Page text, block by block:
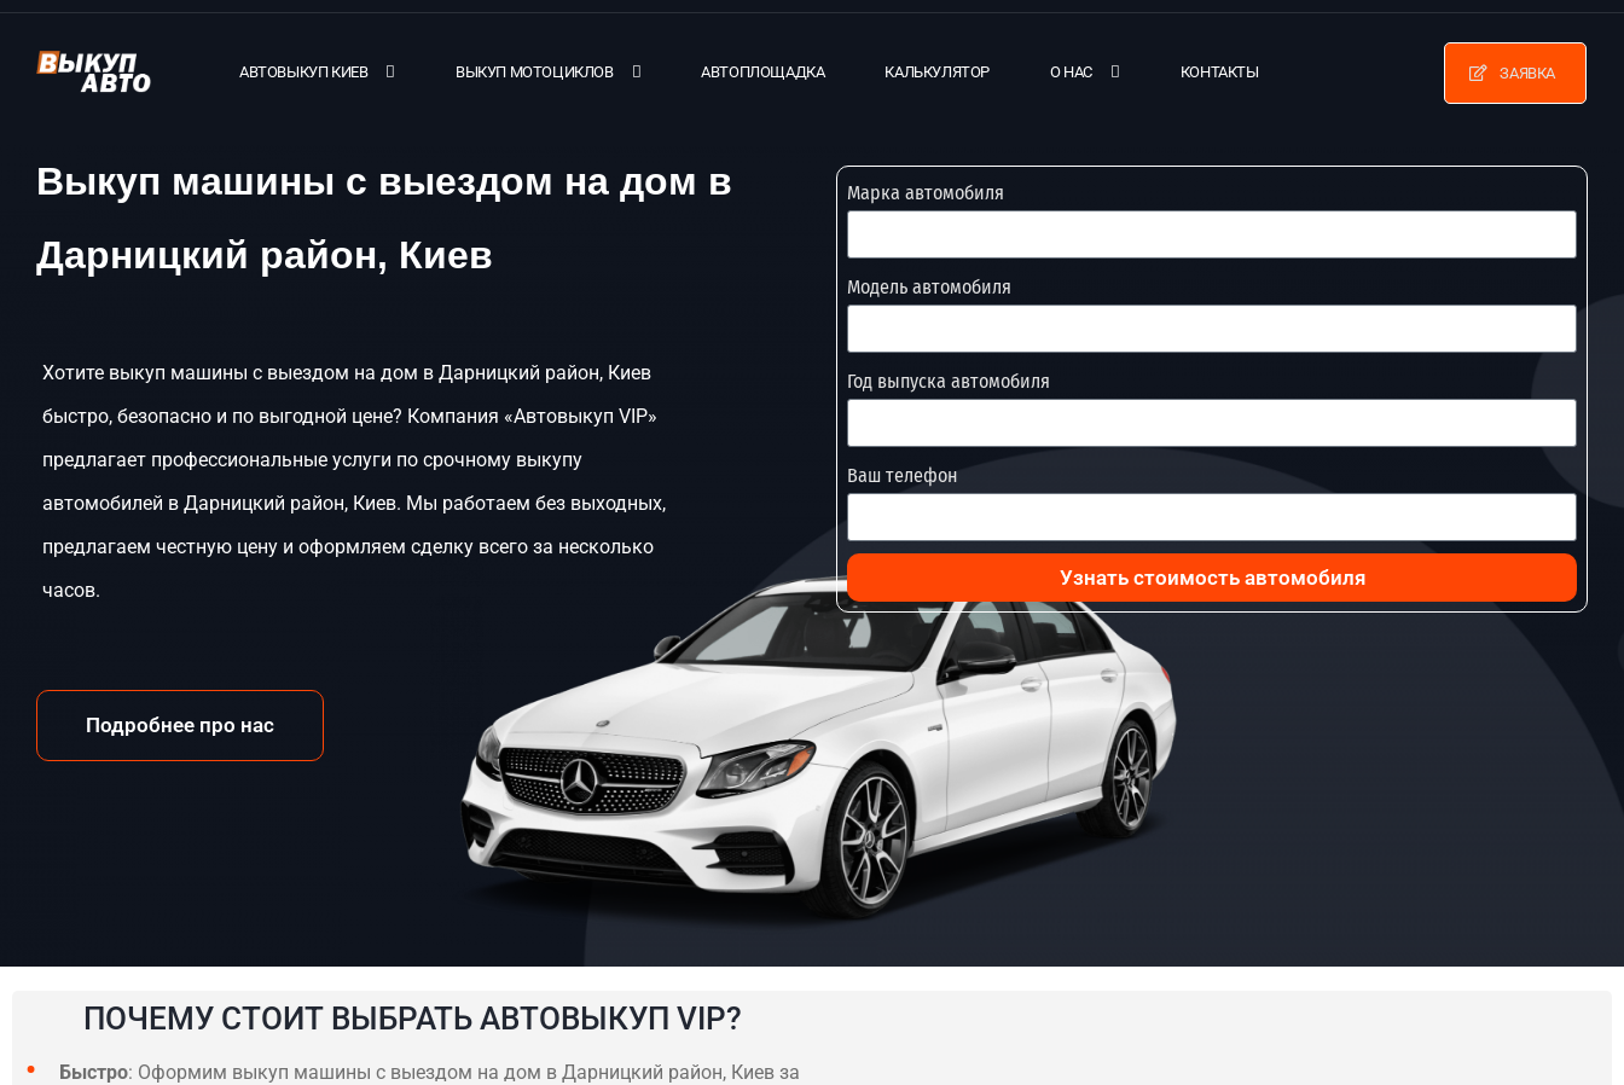
АВТОВЫКУП КИЕВ ВЫКУП МОТОЦИКЛОВ АВТОПЛОЩАДКА КАЛЬКУЛЯТОР О НАС КОНТАКТЫ ЗАЯВКА
Выкуп машины с выездом на дом в
Дарницкий район, Киев
Хотите выкуп машины с выездом на дом в Дарницкий район, Киев
быстро, безопасно и по выгодной цене? Компания «Автовыкуп VIP»
предлагает профессиональные услуги по срочному выкупу
автомобилей в Дарницкий район, Киев. Мы работаем без выходных,
предлагаем честную цену и оформляем сделку всего за несколько
часов.
Подробнее про нас
Марка автомобиля
Модель автомобиля
Год выпуска автомобиля
Ваш телефон
Узнать стоимость автомобиля
ПОЧЕМУ СТОИТ ВЫБРАТЬ АВТОВЫКУП VIP?
Быстро: Оформим выкуп машины с выездом на дом в Дарницкий район, Киев за